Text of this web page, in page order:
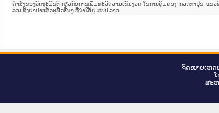
ຄໍາສັ່ງຂອງລັດຖະມົນຕີ ກ່ຽວກັບການເພີ່ມທະວີຄວາມເຂັ້ມງວດ ໃນການຄຸ້ມຄອງ, ກວດກາຝຸ່ນ, ແນ
ລວມທັງຢາປາບສັດຕູພືດອື່ນໆ ທີ່ນໍາໃຊ້ຢູ ສປປ ລາວ
ຈົດ​ໝາຍ​ເຫດ​
ສະ​ຫ